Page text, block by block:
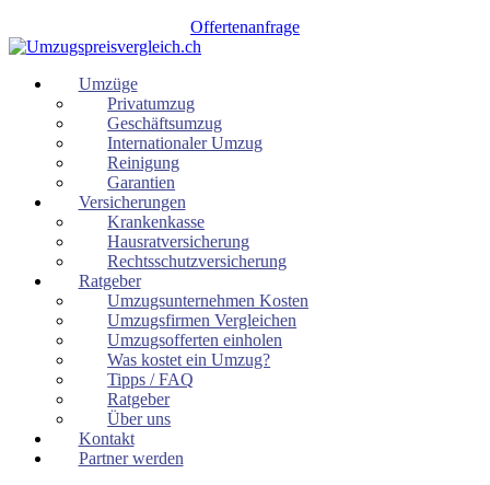
Offertenanfrage
Umzüge
Privatumzug
Geschäftsumzug
Internationaler Umzug
Reinigung
Garantien
Versicherungen
Krankenkasse
Hausratversicherung
Rechtsschutzversicherung
Ratgeber
Umzugsunternehmen Kosten
Umzugsfirmen Vergleichen
Umzugsofferten einholen
Was kostet ein Umzug?
Tipps / FAQ
Ratgeber
Über uns
Kontakt
Partner werden